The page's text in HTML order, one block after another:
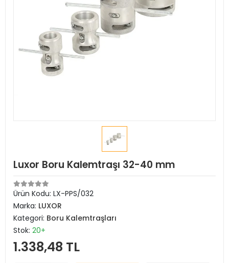
Luxor Boru Kalemtraşı 32-40 mm
Ürün Kodu: LX-PPS/032
Marka: LUXOR
Kategori: Boru Kalemtraşları
Stok: 20+
1.338,48 TL